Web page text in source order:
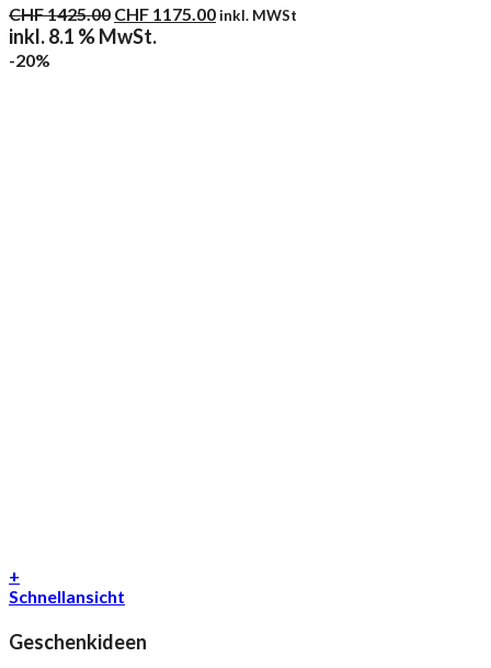
CHF1425.00 Ursprünglicher
Preis
CHF 1175.00Aktueller
inkl. MWSt
inkl. 8.1 % MwSt.
-20%
+
Schnellansicht
Geschenkideen